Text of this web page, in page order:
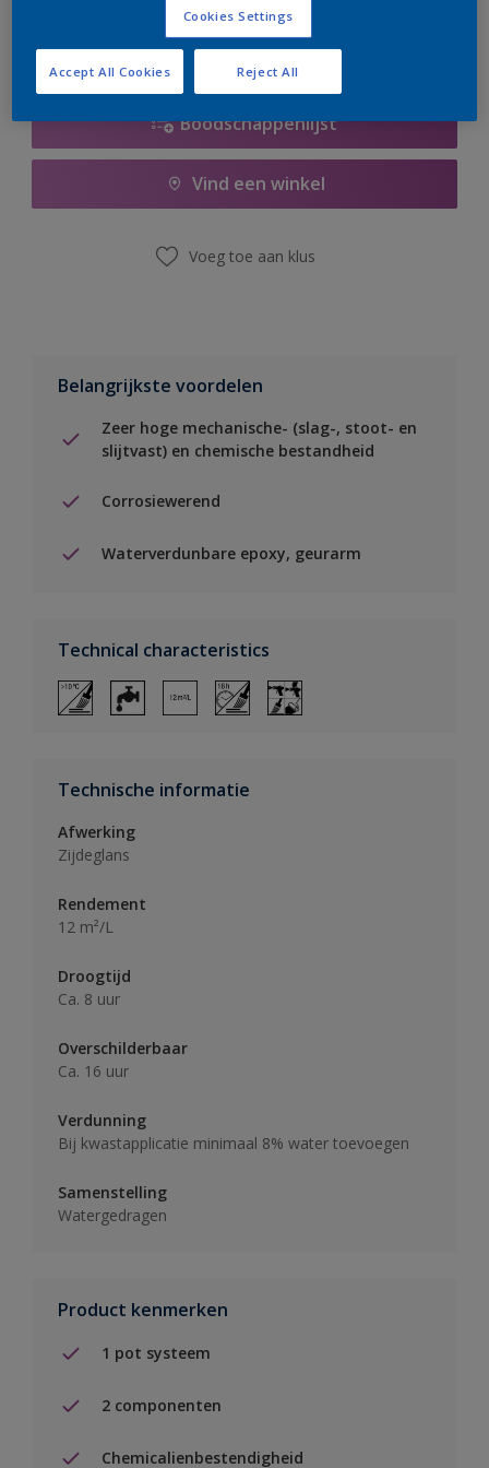
Boodschappenlijst
Vind een winkel
Voeg toe aan klus
Belangrijkste voordelen
Zeer hoge mechanische- (slag-, stoot- en
slijtvast) en chemische bestandheid
Corrosiewerend
Waterverdunbare epoxy, geurarm
Technical characteristics
Technische informatie
Afwerking
Zijdeglans
Rendement
12 m²/L
Droogtijd
Ca. 8 uur
Overschilderbaar
Ca. 16 uur
Verdunning
Bij kwastapplicatie minimaal 8% water toevoegen
Samenstelling
Watergedragen
Product kenmerken
1 pot systeem
2 componenten
Chemicalienbestendigheid
Cookies Settings
Reject All
Accept All Cookies